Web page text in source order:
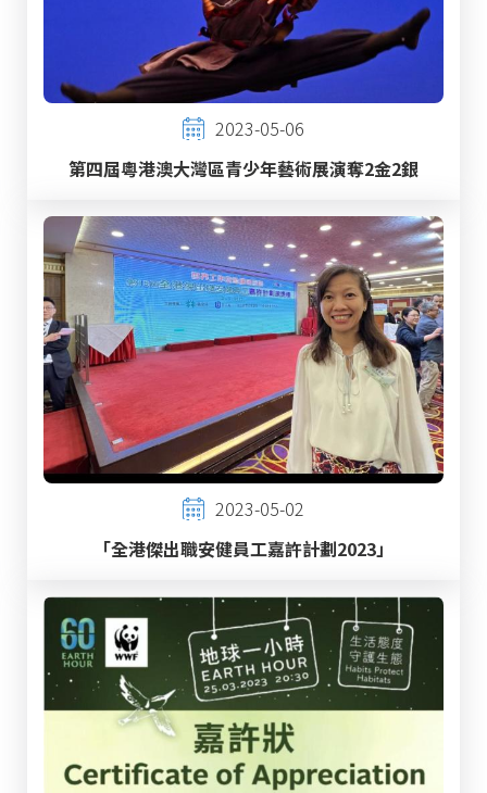
2023-05-06
第四屆粵港澳大灣區青少年藝術展演奪2金2銀
2023-05-02
「全港傑出職安健員工嘉許計劃2023」